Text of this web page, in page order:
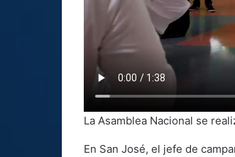
La Asamblea Nacional se
En San José, el jefe de